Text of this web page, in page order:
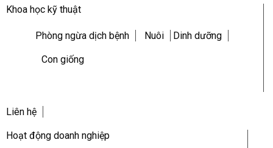
Khoa học kỹ thuật
Phòng ngừa dịch bệnh Nuôi Dinh dưỡng
Con giống
Liên hệ
Hoạt động doanh nghiệp